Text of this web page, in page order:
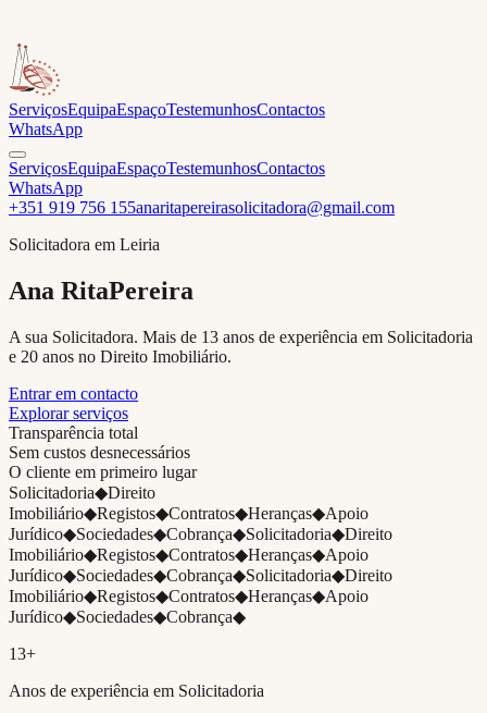
ServiçosEquipaEspaçoTestemunhosContactos
WhatsApp
ServiçosEquipaEspaçoTestemunhosContactos
WhatsApp
+351 919 756 155anaritapereirasolicitadora@gmail.com
Solicitadora em Leiria
Ana RitaPereira
A sua Solicitadora. Mais de 13 anos de experiência em Solicitadoria
e 20 anos no Direito Imobiliário.
Entrar em contacto
Explorar serviços
Transparência total
Sem custos desnecessários
O cliente em primeiro lugar
Solicitadoria◆Direito
Imobiliário◆Registos◆Contratos◆Heranças◆Apoio
Jurídico◆Sociedades◆Cobrança◆Solicitadoria◆Direito
Imobiliário◆Registos◆Contratos◆Heranças◆Apoio
Jurídico◆Sociedades◆Cobrança◆Solicitadoria◆Direito
Imobiliário◆Registos◆Contratos◆Heranças◆Apoio
Jurídico◆Sociedades◆Cobrança◆
13+
Anos de experiência em Solicitadoria